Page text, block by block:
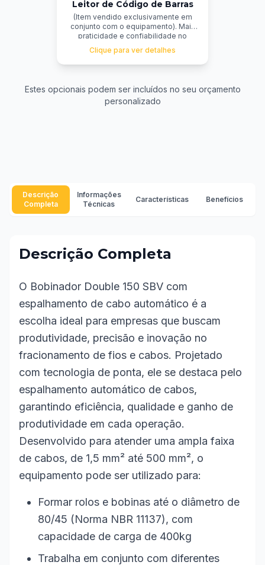
Leitor de Código de Barras
(Item vendido exclusivamente em
conjunto com o equipamento). Mais
praticidade e confiabilidade no
processo de corte de cabos. Com a
simples leitura do código, todas as
informações são carregadas na IHM
valida o endereçamento da bobina, e
caso haja divergência, o sistema
Clique para ver detalhes
Estes opcionais podem ser incluídos no seu orçamento
personalizado
Descrição
Completa
Informações
Técnicas
Características Benefícios
Descrição Completa
O Bobinador Double 150 SBV com
espalhamento de cabo automático é a
escolha ideal para empresas que buscam
produtividade, precisão e inovação no
fracionamento de fios e cabos. Projetado
com tecnologia de ponta, ele se destaca pelo
espalhamento automático de cabos,
garantindo eficiência, qualidade e ganho de
produtividade em cada operação.
Desenvolvido para atender uma ampla faixa
de cabos, de 1,5 mm² até 500 mm², o
equipamento pode ser utilizado para:
Formar rolos e bobinas até o diâmetro de
80/45 (Norma NBR 11137), com
capacidade de carga de 400kg
Trabalha em conjunto com diferentes